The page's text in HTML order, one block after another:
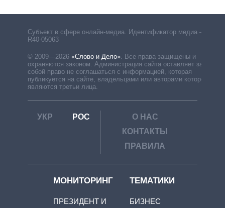
Субъект в сфере онлайн-медиа. Идентификатор медиа –
R40-05063
© 2009—2026 «Слово и Дело». Все права защищены и
охраняются законом. Администрация сайта оставляет за
собой право не соглашаться с информацией, которая
публикуется на сайте, владельцами или авторами которой
являются третьи лица.
УКР РОС
О НАС
КОНТАКТЫ
ПРАВИЛА
МОНИТОРИНГ
ПРЕЗИДЕНТ И
ТЕМАТИКИ
БИЗНЕС